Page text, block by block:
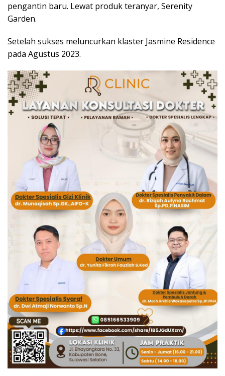
pengantin baru. Lewat produk teranyar, Serenity
Garden.
Setelah sukses meluncurkan klaster Jasmine Residence
pada Agustus 2023.